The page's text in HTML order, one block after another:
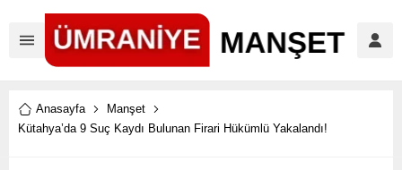
Anasayfa
Manşet
Kütahya’da 9 Suç Kaydı Bulunan Firari Hükümlü Yakalandı!